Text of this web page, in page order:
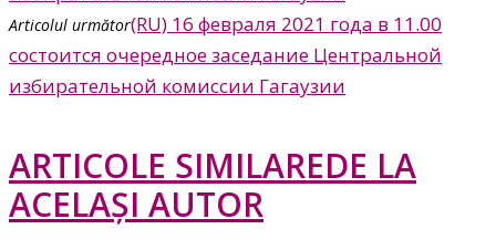
Articolul următor(RU) 16 февраля 2021 года в 11.00
состоится очередное заседание Центральной
избирательной комиссии Гагаузии
ARTICOLE SIMILAREDE LA
ACELAȘI AUTOR